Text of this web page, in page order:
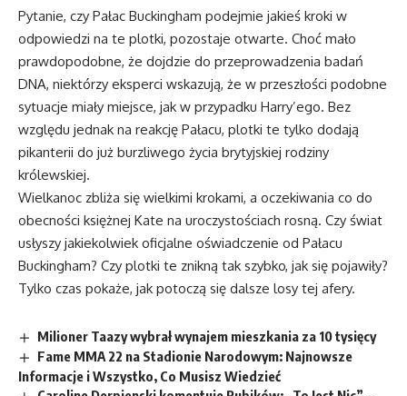
Pytanie, czy Pałac Buckingham podejmie jakieś kroki w
odpowiedzi na te plotki, pozostaje otwarte. Choć mało
prawdopodobne, że dojdzie do przeprowadzenia badań
DNA, niektórzy eksperci wskazują, że w przeszłości podobne
sytuacje miały miejsce, jak w przypadku Harry’ego. Bez
względu jednak na reakcję Pałacu, plotki te tylko dodają
pikanterii do już burzliwego życia brytyjskiej rodziny
królewskiej.
Wielkanoc zbliża się wielkimi krokami, a oczekiwania co do
obecności księżnej Kate na uroczystościach rosną. Czy świat
usłyszy jakiekolwiek oficjalne oświadczenie od Pałacu
Buckingham? Czy plotki te znikną tak szybko, jak się pojawiły?
Tylko czas pokaże, jak potoczą się dalsze losy tej afery.
Milioner Taazy wybrał wynajem mieszkania za 10 tysięcy
Fame MMA 22 na Stadionie Narodowym: Najnowsze
Informacje i Wszystko, Co Musisz Wiedzieć